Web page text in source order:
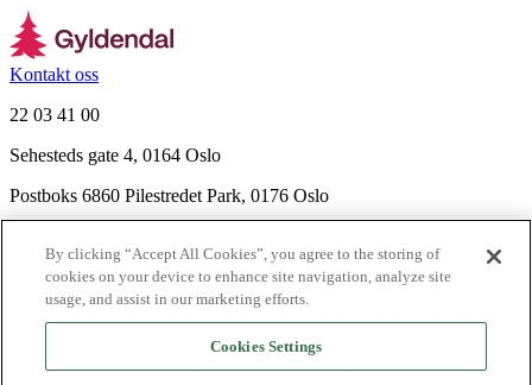
Kontakt oss
22 03 41 00
Sehesteds gate 4, 0164 Oslo
Postboks 6860 Pilestredet Park, 0176 Oslo
Nyhetsbrev
Ledige stillinger
Send inn manus
By clicking “Accept All Cookies”, you agree to the storing of
cookies on your device to enhance site navigation, analyze site
usage, and assist in our marketing efforts.
Cookies Settings